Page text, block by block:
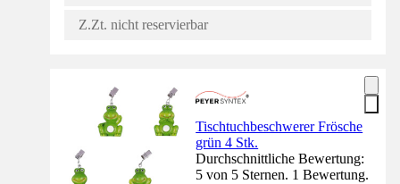
Z.Zt. nicht reservierbar
Tischtuchbeschwerer Frösche
grün 4 Stk.
Durchschnittliche Bewertung:
5 von 5 Sternen. 1 Bewertung.